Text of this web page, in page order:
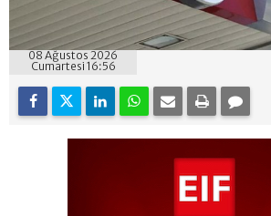
08 Ağustos 2026
Cumartesi 16:56